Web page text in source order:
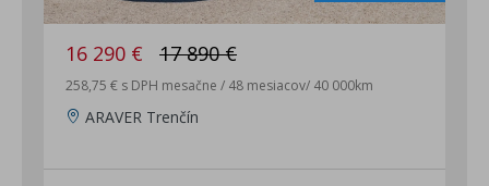
16 290 € 17 890 €
258,75 € s DPH mesačne / 48 mesiacov/ 40 000km
ARAVER Trenčín